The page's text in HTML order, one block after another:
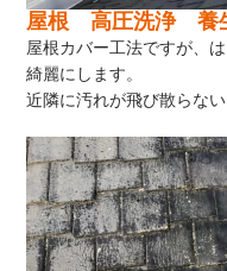
屋根 高圧洗浄 養
屋根カバー工法ですが、
綺麗にします。
近隣に汚れが飛び散らな